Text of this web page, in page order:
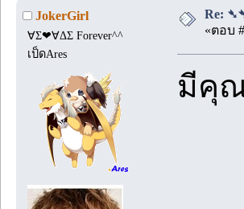
JokerGirl
∀Σ❤∀ΔΣ Forever^^
เป็ดAres
Re:
«ตอบ
มีคุณ